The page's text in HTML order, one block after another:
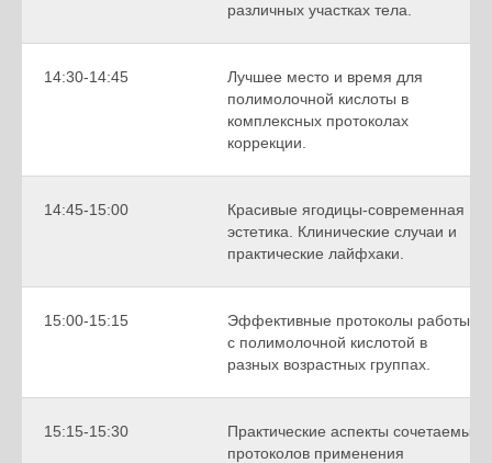
различных участках тела.
14:30-14:45
Лучшее место и время для
полимолочной кислоты в
комплексных протоколах
коррекции.
14:45-15:00
Красивые ягодицы-современная
эстетика. Клинические случаи и
практические лайфхаки.
15:00-15:15
Эффективные протоколы работы
с полимолочной кислотой в
разных возрастных группах.
15:15-15:30
Практические аспекты сочетаемых
протоколов применения